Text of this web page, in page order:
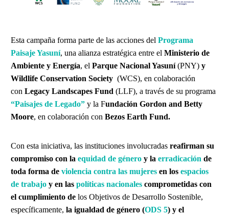
Esta campaña forma parte de las acciones del Programa
Paisaje Yasuní, una alianza estratégica entre el Ministerio de
Ambiente y Energía, el Parque Nacional Yasuní(PNY) y
Wildlife Conservation Society (WCS), en colaboración
con Legacy Landscapes Fund (LLF), a través de su programa
“Paisajes de Legado” y la Fundación Gordon and Betty
Moore, en colaboración con Bezos Earth Fund.
Con esta iniciativa, las instituciones involucradas reafirman su
compromiso con la equidad de género y la erradicación de
toda forma de violencia contra las mujeres en los espacios
de trabajo y en las políticas nacionales comprometidas con
el cumplimiento de los Objetivos de Desarrollo Sostenible,
específicamente, la igualdad de género (ODS 5) y el